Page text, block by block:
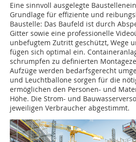
Eine sinnvoll ausgelegte
Grundlage für effiziente und
Baustelle: Das Baufeld ist durch
Gitter sowie eine professionelle
unbefugtem Zutritt geschützt, Wege
fügen sich optimal ein.
schrumpfen zu definierten
Aufzüge werden bedarfsgerecht
und Leuchtballone sorgen für die
ermöglichen den Personen- und
Höhe. Die Strom- und
jeweiligen Verbraucher abgestimmt.